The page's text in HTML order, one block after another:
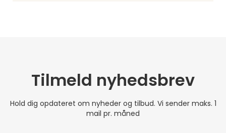
Tilmeld nyhedsbrev
Hold dig opdateret om nyheder og tilbud. Vi sender maks. 1
mail pr. måned